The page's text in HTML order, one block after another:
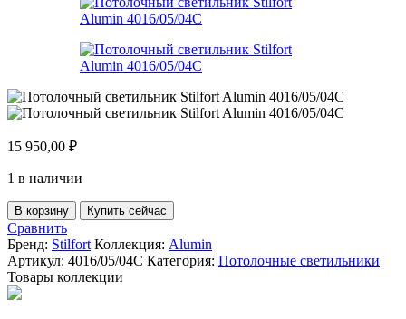
15 950,00 ₽
1 в наличии
Количество
товара
Потолочный
светильник
Stilfort
Alumin
В корзину Купить сейчас
Сравнить
Бренд: Stilfort Коллекция: Alumin
Артикул: 4016/05/04C Категория: Потолочные светильники
Товары коллекции